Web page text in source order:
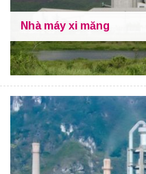
Nhà máy xi măng